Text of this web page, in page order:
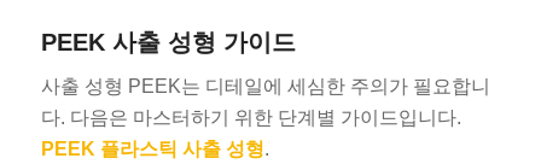
PEEK 사출 성형 가이드
사출 성형 PEEK는 디테일에 세심한 주의가 필요합니
다. 다음은 마스터하기 위한 단계별 가이드입니다.
PEEK 플라스틱 사출 성형.